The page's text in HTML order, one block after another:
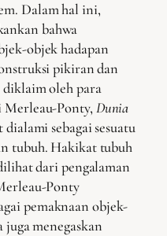
Dalam hal ini,
bahwa
objek hadapan
pikiran dan
diklaim oleh para
Merleau-Ponty, Dunia
sebagai sesuatu
tubuh. Hakikat tubuh
dari pengalaman
Ponty
pemaknaan objek-
menegaskan